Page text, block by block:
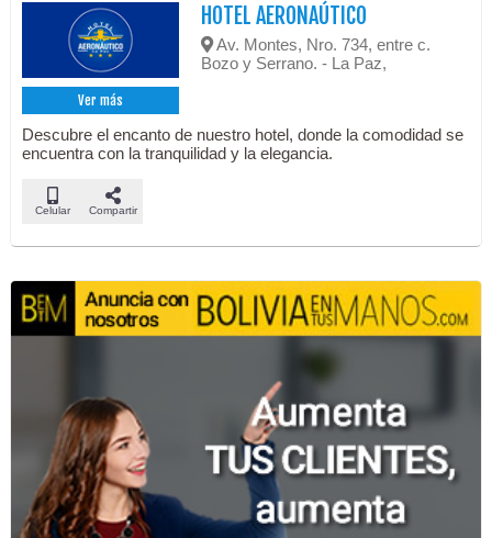
Ver más
HOTEL AERONAÚTICO
Av. Montes, Nro. 734, entre c.
Bozo y Serrano. - La Paz,
Descubre el encanto de nuestro hotel, donde la comodidad se
encuentra con la tranquilidad y la elegancia.
Celular Compartir